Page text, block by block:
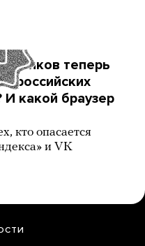
банков теперь
российских
И какой браузер
кто опасается
и VK